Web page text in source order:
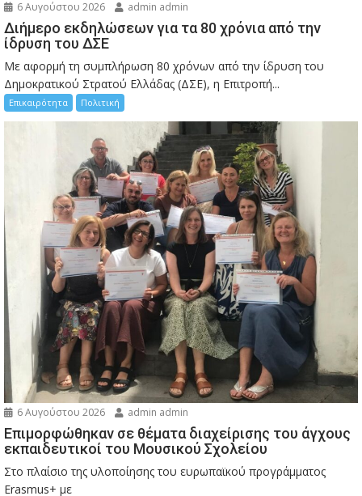
6 Αυγούστου 2026 admin admin
Διήμερο εκδηλώσεων για τα 80 χρόνια από την
ίδρυση του ΔΣΕ
Με αφορμή τη συμπλήρωση 80 χρόνων από την ίδρυση του
Δημοκρατικού Στρατού Ελλάδας (ΔΣΕ), η Επιτροπή...
Επικαιρότητα Πολιτική
6 Αυγούστου 2026 admin admin
Eπιμορφώθηκαν σε θέματα διαχείρισης του άγχους
εκπαιδευτικοί του Μουσικού Σχολείου
Στο πλαίσιο της υλοποίησης του ευρωπαϊκού προγράμματος
Erasmus+ με